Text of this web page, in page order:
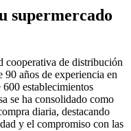
supermercado
cooperativa de distribución
90 años de experiencia en
600 establecimientos
se ha consolidado como
diaria, destacando
y el compromiso con las